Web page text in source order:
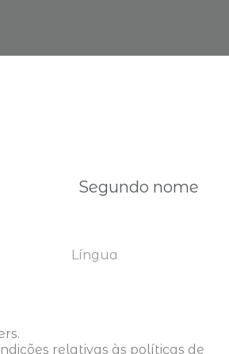
Língua
relativas às políticas de